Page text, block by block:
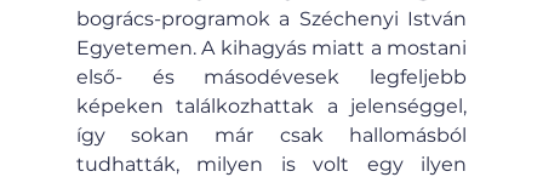
bogrács-programok a Széchenyi István
Egyetemen. A kihagyás miatt a mostani
első- és másodévesek legfeljebb
képeken találkozhattak a jelenséggel,
így sokan már csak hallomásból
tudhatták, milyen is volt egy ilyen